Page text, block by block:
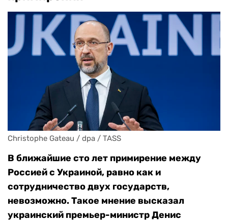
Christophe Gateau / dpa / TASS
В ближайшие сто лет примирение между
Россией с Украиной, равно как и
сотрудничество двух государств,
невозможно. Такое мнение высказал
украинский премьер-министр Денис